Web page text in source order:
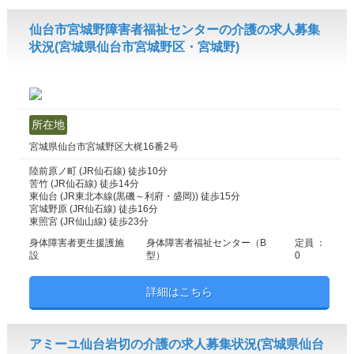
仙台市宮城野障害者福祉センターの介護の求人募集
状況(宮城県仙台市宮城野区・宮城野)
所在地
宮城県仙台市宮城野区大梶16番2号
陸前原ノ町 (JR仙石線) 徒歩10分
苦竹 (JR仙石線) 徒歩14分
東仙台 (JR東北本線(黒磯～利府・盛岡)) 徒歩15分
宮城野原 (JR仙石線) 徒歩16分
東照宮 (JR仙山線) 徒歩23分
身体障害者更生援護施
設
身体障害者福祉センター（B
型）
定員 ：
0
詳細はこちら
アミーユ仙台岩切の介護の求人募集状況(宮城県仙台